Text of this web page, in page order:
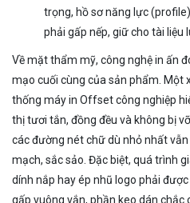
trọng, hồ sơ năng lực
phải gấp nếp, giữ cho tài liệu
Về mặt thẩm mỹ, công nghệ in ấn
mạo cuối cùng của sản phẩm. Một
thống máy in Offset công nghiệp
thị tươi tắn, đồng đều và không bị
các đường nét chữ dù nhỏ nhất
mạch, sắc sảo. Đặc biệt, quá trình
dính nắp hay ép nhũ logo phải
gấp vuông vắn, phần keo dán